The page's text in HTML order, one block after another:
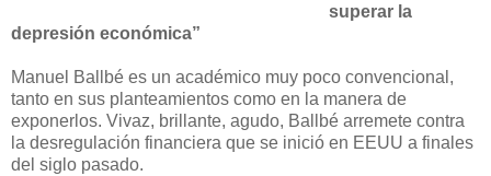
superar la
depresión económica”
Manuel Ballbé es un académico muy poco convencional,
tanto en sus planteamientos como en la manera de
exponerlos. Vivaz, brillante, agudo, Ballbé arremete contra
la desregulación financiera que se inició en EEUU a finales
del siglo pasado.